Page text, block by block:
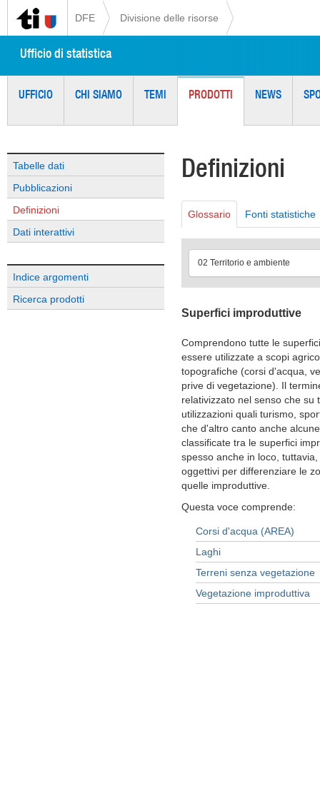
DFE Divisione delle risorse
Ufficio di statistica
UFFICIO CHI SIAMO TEMI PRODOTTI NEWS
Tabelle dati
Pubblicazioni
Definizioni
Dati interattivi
Indice argomenti
Ricerca prodotti
Definizioni
Glossario Fonti statistiche
02 Territorio e ambiente
Superfici improduttive
Comprendono tutte le
essere utilizzate a scopi
topografiche (corsi d'acqua,
prive di vegetazione). Il
relativizzato nel senso che su
utilizzazioni quali turismo,
che d'altro canto anche
classificate tra le superfici
spesso anche in loco,
oggettivi per differenziare le
quelle improduttive.
Questa voce comprende:
Corsi d'acqua (AREA)
Laghi
Terreni senza vegetazione
Vegetazione improduttiva